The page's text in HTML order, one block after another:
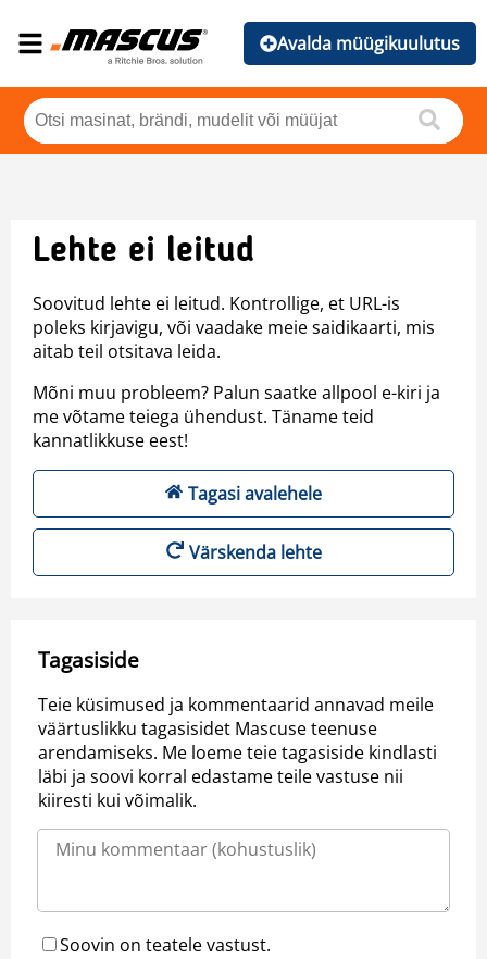
Avalda müügikuulutus
Lehte ei leitud
Soovitud lehte ei leitud. Kontrollige, et URL-is
poleks kirjavigu, või vaadake meie saidikaarti, mis
aitab teil otsitava leida.
Mõni muu probleem? Palun saatke allpool e-kiri ja
me võtame teiega ühendust. Täname teid
kannatlikkuse eest!
Tagasi avalehele
Värskenda lehte
Tagasiside
Teie küsimused ja kommentaarid annavad meile
väärtuslikku tagasisidet Mascuse teenuse
arendamiseks. Me loeme teie tagasiside kindlasti
läbi ja soovi korral edastame teile vastuse nii
kiiresti kui võimalik.
Soovin on teatele vastust.